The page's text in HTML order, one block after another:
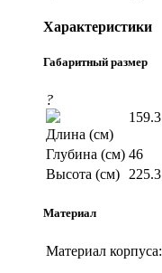
Характеристики
Габаритный размер
?
Длина (см)
159.3
Глубина (см) 46
Высота (см) 225.3
Материал
Материал корпуса: